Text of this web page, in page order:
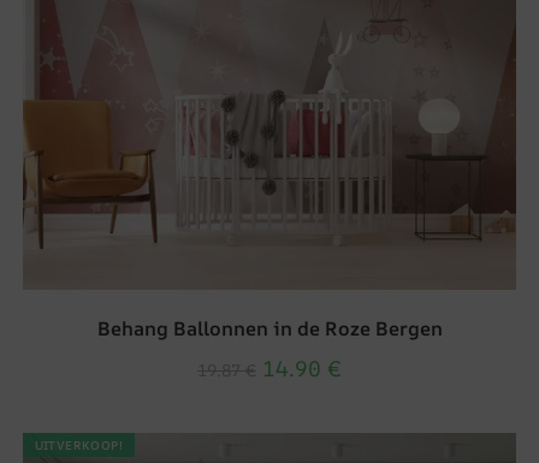
Behang Ballonnen in de Roze Bergen
14.90 €
UITVERKOOP!